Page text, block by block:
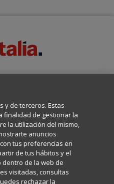
de Hostalia, dirigido por
privacidad
cookies
y de terceros. Estas
finalidad de gestionar la
la utilización del mismo,
anuncios
tus preferencias en
de tus hábitos y el
de la web de
visitadas, consultas
rechazar la